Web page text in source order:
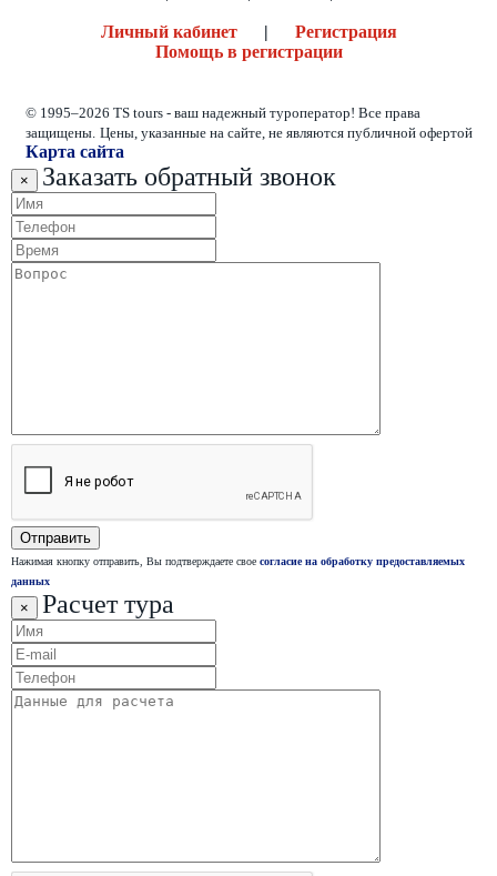
Личный кабинет| Регистрация
Помощь в регистрации
© 1995–2026 TS tours - ваш надежный туроператор! Все права
защищены. Цены, указанные на сайте, не являются публичной офертой
Карта сайта
× Заказать обратный звонок
Нажимая кнопку отправить, Вы подтверждаете свое согласие на обработку предоставляемых
данных
× Расчет тура